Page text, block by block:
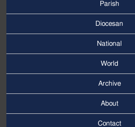
Menu
Parish
Diocesan
National
World
Menu
Archive
About
Contact